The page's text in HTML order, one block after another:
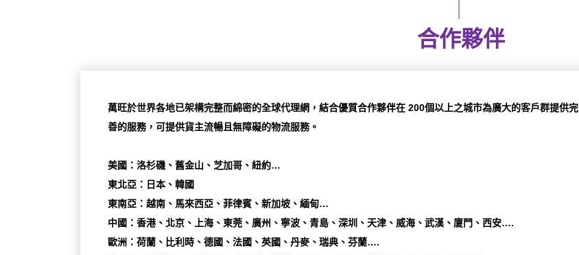
合作夥伴
萬旺於世界各地已架構完整而綿密的全球代理網，結合優質合作夥伴在 200個以上之城市為廣大的客戶群提供完
善的服務，可提供貨主流暢且無障礙的物流服務。
美國：洛杉磯、舊金山、芝加哥、紐約…
東北亞：日本、韓國
東南亞：越南、馬來西亞、菲律賓、新加坡、緬甸…
中國：香港、北京、上海、東莞、廣州、寧波、青島、深圳、天津、威海、武漢、廈門、西安….
歐洲：荷蘭、比利時、德國、法國、英國、丹麥、瑞典、芬蘭….